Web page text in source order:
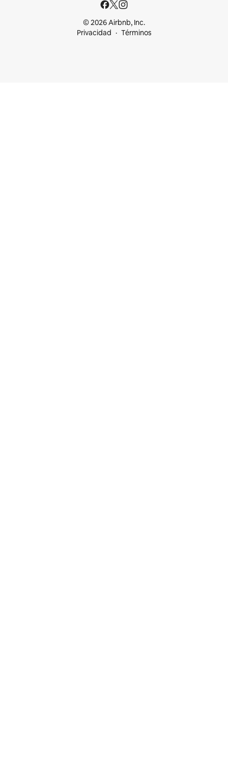
© 2026 Airbnb, Inc.
Privacidad
Términos